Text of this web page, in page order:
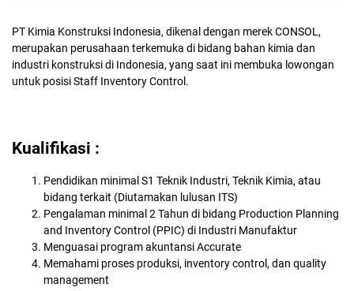
PT Kimia Konstruksi Indonesia, dikenal dengan merek CONSOL,
merupakan perusahaan terkemuka di bidang bahan kimia dan
industri konstruksi di Indonesia, yang saat ini membuka lowongan
untuk posisi Staff Inventory Control.
Kualifikasi :
Pendidikan minimal S1 Teknik Industri, Teknik Kimia, atau
bidang terkait (Diutamakan lulusan ITS)
Pengalaman minimal 2 Tahun di bidang Production Planning
and Inventory Control (PPIC) di Industri Manufaktur
Menguasai program akuntansi Accurate
Memahami proses produksi, inventory control, dan quality
management